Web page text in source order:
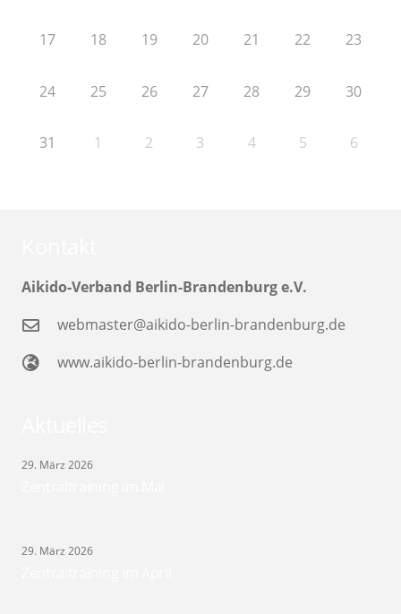
17 18 19 20 21 22 23
24 25 26 27 28 29 30
31 1 2 3 4 5 6
Aikido-Verband Berlin-Brandenburg e.V.
webmaster@aikido-berlin-brandenburg.de
www.aikido-berlin-brandenburg.de
29. März 2026
29. März 2026